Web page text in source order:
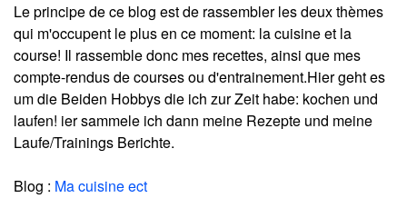
Le principe de ce blog est de rassembler les deux thèmes
qui m'occupent le plus en ce moment: la cuisine et la
course! Il rassemble donc mes recettes, ainsi que mes
compte-rendus de courses ou d'entrainement.Hier geht es
um die Beiden Hobbys die ich zur Zeit habe: kochen und
laufen! ier sammele ich dann meine Rezepte und meine
Laufe/Trainings Berichte.
Blog : Ma cuisine ect